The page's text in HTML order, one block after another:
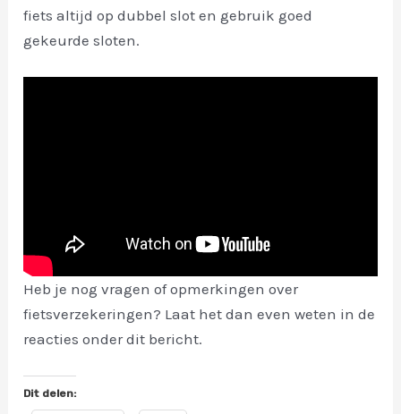
fiets altijd op dubbel slot en gebruik goed
gekeurde sloten.
Heb je nog vragen of opmerkingen over
fietsverzekeringen? Laat het dan even weten in de
reacties onder dit bericht.
Dit delen: